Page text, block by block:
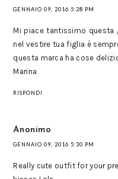
GENNAIO 09, 2016 5:28 PM
Mi piace tantissimo questa
nel vestire tua figlia è
questa marca ha cose
Marina
RISPONDI
Anonimo
GENNAIO 09, 2016 5:30 PM
Really cute outfit for your